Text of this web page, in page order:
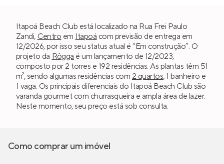
Itapoá Beach Club está localizado na Rua Frei Paulo
Zandi, Centro em Itapoá com previsão de entrega em
12/2026, por isso seu status atual é “Em construção”. O
projeto da Rôgga é um lançamento de 12/2023,
composto por 2 torres e 192 residências. As plantas têm 51
m², sendo algumas residências com 2 quartos, 1 banheiro e
1 vaga. Os principais diferenciais do Itapoá Beach Club são
varanda gourmet com churrasqueira e ampla área de lazer.
Neste momento, seu preço está sob consulta.
Como comprar um imóvel